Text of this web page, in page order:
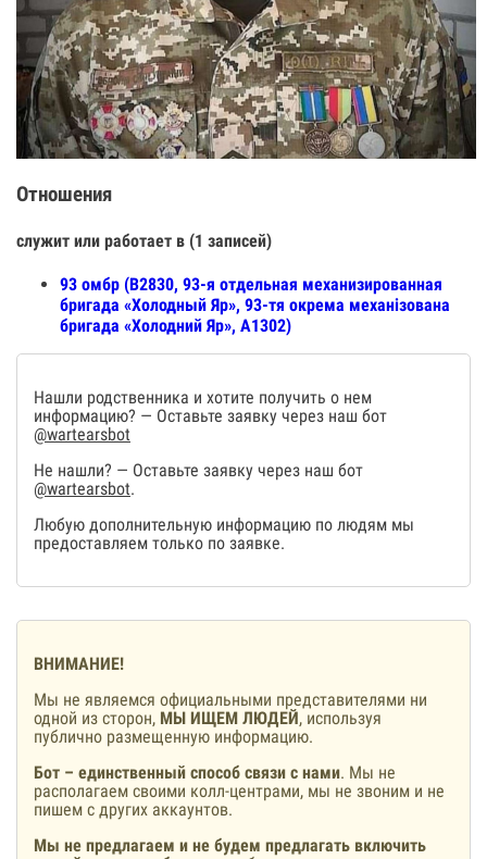
Отношения
служит или работает в (1 записей)
93 омбр (В2830, 93-я отдельная механизированная
бригада «Холодный Яр», 93-тя окрема механізована
бригада «Холодний Яр», А1302)
Нашли родственника и хотите получить о нем
информацию? — Оставьте заявку через наш бот
@wartearsbot
Не нашли? — Оставьте заявку через наш бот
@wartearsbot.
Любую дополнительную информацию по людям мы
предоставляем только по заявке.
ВНИМАНИЕ!
Мы не являемся официальными представителями ни
одной из сторон, МЫ ИЩЕМ ЛЮДЕЙ, используя
публично размещенную информацию.
Бот – единственный способ связи с нами. Мы не
располагаем своими колл-центрами, мы не звоним и не
пишем с других аккаунтов.
Мы не предлагаем и не будем предлагать включить